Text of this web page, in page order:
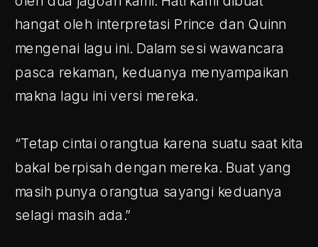
hangat oleh interpretasi Prince dan Quinn
mengenai lagu ini. Dalam sesi wawancara
pasca rekaman, keduanya menyampaikan
makna lagu ini versi mereka.
“Tetap cintai orangtua karena suatu saat kita
bakal berpisah dengan mereka. Buat yang
masih punya orangtua sayangi keduanya
selagi masih ada.”